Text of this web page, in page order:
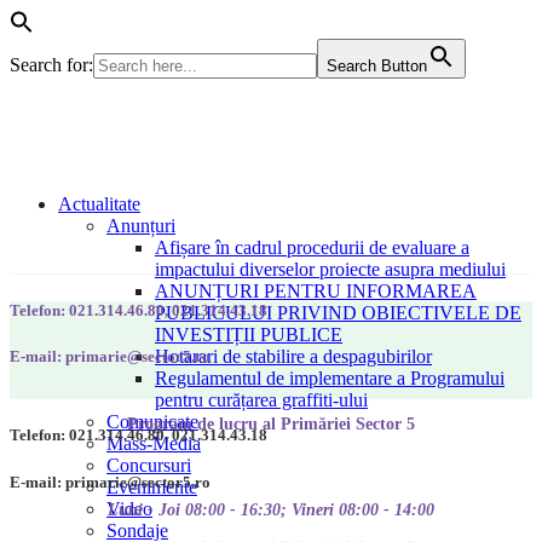
Search for: Search Button
Actualitate
Anunțuri
Afișare în cadrul procedurii de evaluare a
impactului diverselor proiecte asupra mediului
ANUNȚURI PENTRU INFORMAREA
PUBLICULUI PRIVIND OBIECTIVELE DE
INVESTIȚII PUBLICE
Hotarari de stabilire a despagubirilor
Regulamentul de implementare a Programului
pentru curățarea graffiti-ului
Comunicate
Mass-Media
Concursuri
Evenimente
Video
Sondaje
Telefon: 021.314.46.80, 021.314.43.18
E-mail: primarie@sector5.ro
Program de lucru al Primăriei Sector 5
Luni - Joi 08:00 - 16:30; Vineri 08:00 - 14:00
Telefon: 021.314.46.80, 021.314.43.18
E-mail: primarie@sector5.ro